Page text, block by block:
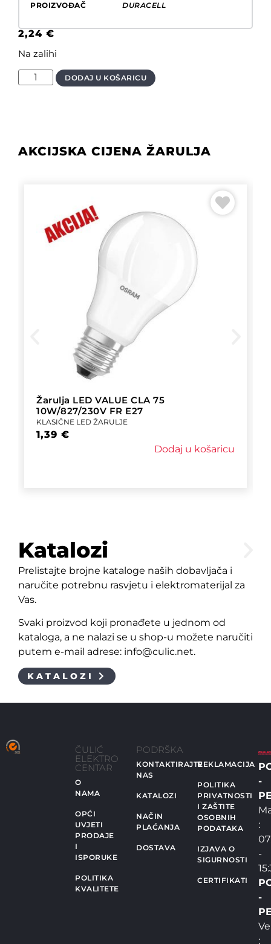
PROIZVOĐAČ DURACELL
2,24 €
Na zalihi
DODAJ U KOŠARICU
AKCIJSKA CIJENA ŽARULJA
Žarulja LED VALUE CLA 75
10W/827/230V FR E27
KLASIČNE LED ŽARULJE
1,39 €
Dodaj u košaricu
Katalozi
Prelistajte brojne kataloge naših dobavljača i
naručite potrebnu rasvjetu i elektromaterijal za
Vas.
Svaki proizvod koji pronađete u jednom od
kataloga, a ne nalazi se u shop-u možete naručiti
putem e-mail adrese: info@culic.net.
KATALOZI
ČULIĆ
ELEKTRO
CENTAR
O
NAMA
OPĆI
UVJETI
PRODAJE
I
ISPORUKE
POLITIKA
KVALITETE
PODRŠKA
KONTAKTIRAJTE
NAS
KATALOZI
NAČIN
PLAĆANJA
DOSTAVA
REKLAMACIJA
POLITIKA
PRIVATNOSTI
I ZAŠTITE
OSOBNIH
PODATAKA
IZJAVA O
SIGURNOSTI
CERTIFIKATI
-
:
-
-
: